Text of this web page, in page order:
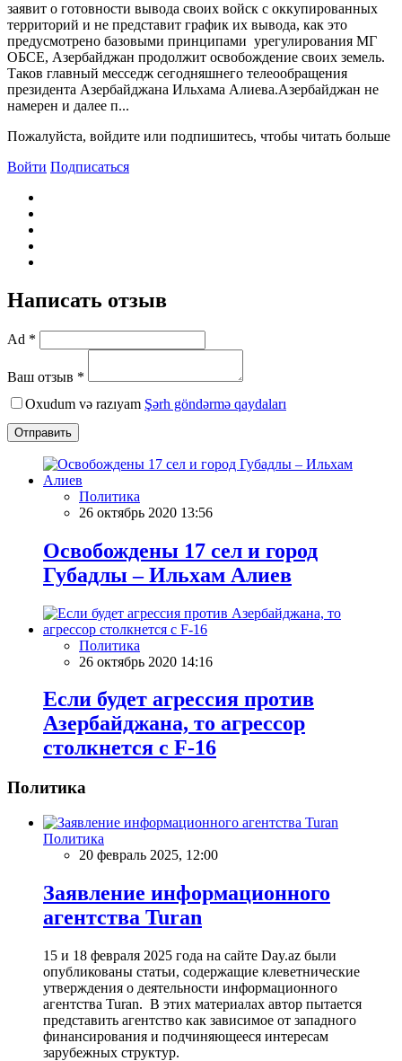
заявит о готовности вывода своих войск с оккупированных
территорий и не представит график их вывода, как это
предусмотрено базовыми принципами урегулирования МГ
ОБСЕ, Азербайджан продолжит освобождение своих земель.
Таков главный месседж сегодняшнего телеообращения
президента Азербайджана Ильхама Алиева.Азербайджан не
намерен и далее п...
Пожалуйста, войдите или подпишитесь, чтобы читать больше
Войти Подписаться
Написать отзыв
Ad *
Ваш отзыв *
Oxudum və razıyam Şərh göndərmə qaydaları
Отправить
Политика
26 октябрь 2020 13:56
Освобождены 17 сел и город
Губадлы – Ильхам Алиев
Политика
26 октябрь 2020 14:16
Если будет агрессия против
Азербайджана, то агрессор
столкнется с F-16
Политика
Политика
20 февраль 2025, 12:00
Заявление информационного
агентства Turan
15 и 18 февраля 2025 года на сайте Day.az были
опубликованы статьи, содержащие клеветнические
утверждения о деятельности информационного
агентства Turan. В этих материалах автор пытается
представить агентство как зависимое от западного
финансирования и подчиняющееся интересам
зарубежных структур.